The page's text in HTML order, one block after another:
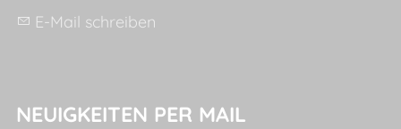
E-Mail schreiben
NEUIGKEITEN PER MAIL